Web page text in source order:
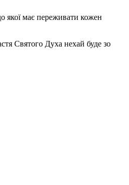
якої має переживати кожен
Святого Духа нехай буде зо